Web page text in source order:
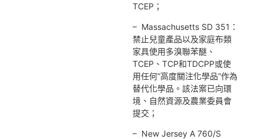
TCEP；
– Massachusetts SD 351：
禁止兒童產品以及家庭布類
家具使用多溴聯苯醚、
TCEP、TCP和TDCPP或使
用任何“高度關注化學品”作為
替代化學品。該法案已向環
境、自然資源及農業委員會
提交；
– New Jersey A 760/S